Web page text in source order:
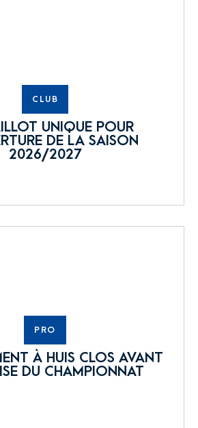
CLUB
UNIQUE POUR
DE LA SAISON
2026/2027
PRO
À HUIS CLOS AVANT
DU CHAMPIONNAT